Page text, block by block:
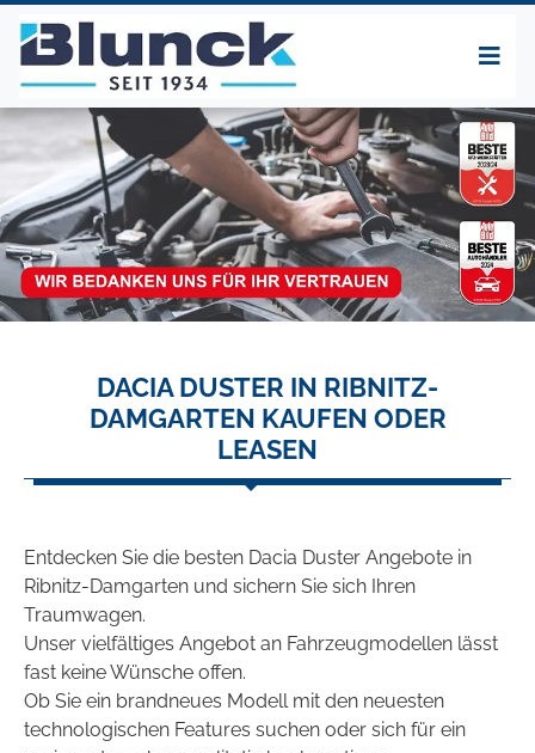
DACIA DUSTER IN RIBNITZ-
DAMGARTEN KAUFEN ODER
LEASEN
Entdecken Sie die besten Dacia Duster Angebote in
Ribnitz-Damgarten und sichern Sie sich Ihren
Traumwagen.
Unser vielfältiges Angebot an Fahrzeugmodellen lässt
fast keine Wünsche offen.
Ob Sie ein brandneues Modell mit den neuesten
technologischen Features suchen oder sich für ein